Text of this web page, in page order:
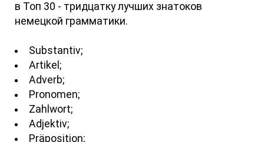
в Топ 30 - тридцатку лучших знатоков
немецкой грамматики.
Substantiv;
Artikel;
Adverb;
Pronomen;
Zahlwort;
Adjektiv;
Präposition;